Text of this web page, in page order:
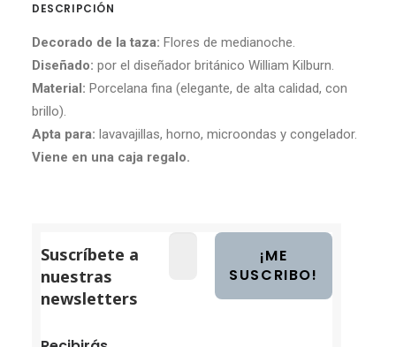
DESCRIPCIÓN
Decorado de la taza: Flores de medianoche.
Diseñado: por el diseñador británico William Kilburn.
Material: Porcelana fina (elegante, de alta calidad, con
brillo).
Apta para: lavavajillas, horno, microondas y congelador.
Viene en una caja regalo.
Suscríbete a
nuestras
newsletters